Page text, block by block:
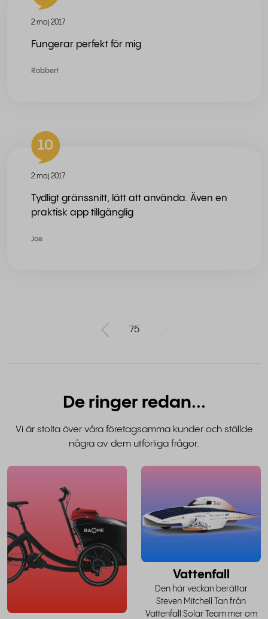
2 maj 2017
Fungerar perfekt för mig
Robbert
10
2 maj 2017
Tydligt gränssnitt, lätt att använda. Även en
praktisk app tillgänglig
Joe
75
De ringer redan...
Vi är stolta över våra företagsamma kunder och ställde
några av dem utförliga frågor.
Vattenfall
Den här veckan berättar
Steven Mitchell Tan från
Vattenfall Solar Team mer om